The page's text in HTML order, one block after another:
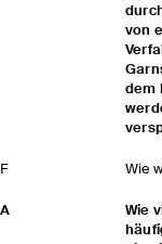
von
dem
F Wie
A
Wie